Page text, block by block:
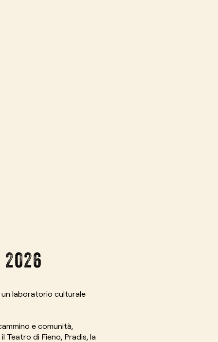
laboratorio culturale
e comunità,
Teatro di Fieno, Pradis, la